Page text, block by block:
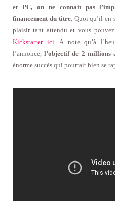
et PC, on ne connait pas
financement du titre. Quoi qu’il en
plaisir tant attendu et vous
Kickstarter ici. A note qu’à
l’annonce,l’objectif de 2 millions
énorme succès qui pourrait bien se